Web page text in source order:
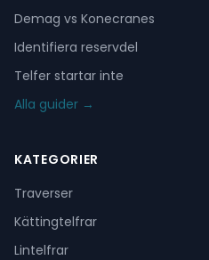
Demag vs Konecranes
Identifiera reservdel
Telfer startar inte
Alla guider →
KATEGORIER
Traverser
Kättingtelfrar
Lintelfrar